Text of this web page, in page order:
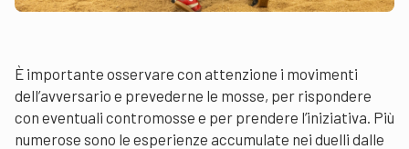
È importante osservare con attenzione i movimenti
dell’avversario e prevederne le mosse, per rispondere
con eventuali contromosse e per prendere l’iniziativa. Più
numerose sono le esperienze accumulate nei duelli dalle